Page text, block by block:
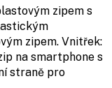
zipem s
zipem. Vnitřek:
na smartphone s
straně pro